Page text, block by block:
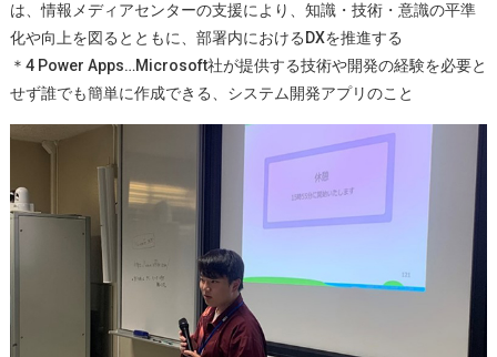
は、情報メディアセンターの支援により、知識・技術・意識の平準
化や向上を図るとともに、部署内におけるDXを推進する
＊4 Power Apps…Microsoft社が提供する技術や開発の経験を必要と
せず誰でも簡単に作成できる、システム開発アプリのこと